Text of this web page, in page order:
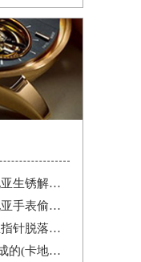
卡地亚后盖生锈怎么处理(卡地亚生锈解决办法)
卡地亚手表偷停了怎么办(卡地亚手表偷停解决办法)
卡地亚指针脱落的原因(卡地亚指针脱落怎么办？)
卡地亚表壳生锈是什么原因造成的(卡地亚手表生锈怎么办？)